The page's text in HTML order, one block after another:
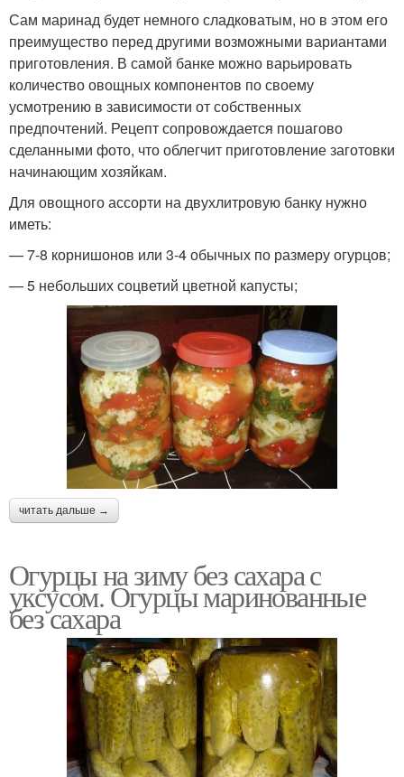
Сам маринад будет немного сладковатым, но в этом его
преимущество перед другими возможными вариантами
приготовления. В самой банке можно варьировать
количество овощных компонентов по своему
усмотрению в зависимости от собственных
предпочтений. Рецепт сопровождается пошагово
сделанными фото, что облегчит приготовление заготовки
начинающим хозяйкам.
Для овощного ассорти на двухлитровую банку нужно
иметь:
— 7-8 корнишонов или 3-4 обычных по размеру огурцов;
— 5 небольших соцветий цветной капусты;
читать дальше →
Огурцы на зиму без сахара с
уксусом. Огурцы маринованные
без сахара